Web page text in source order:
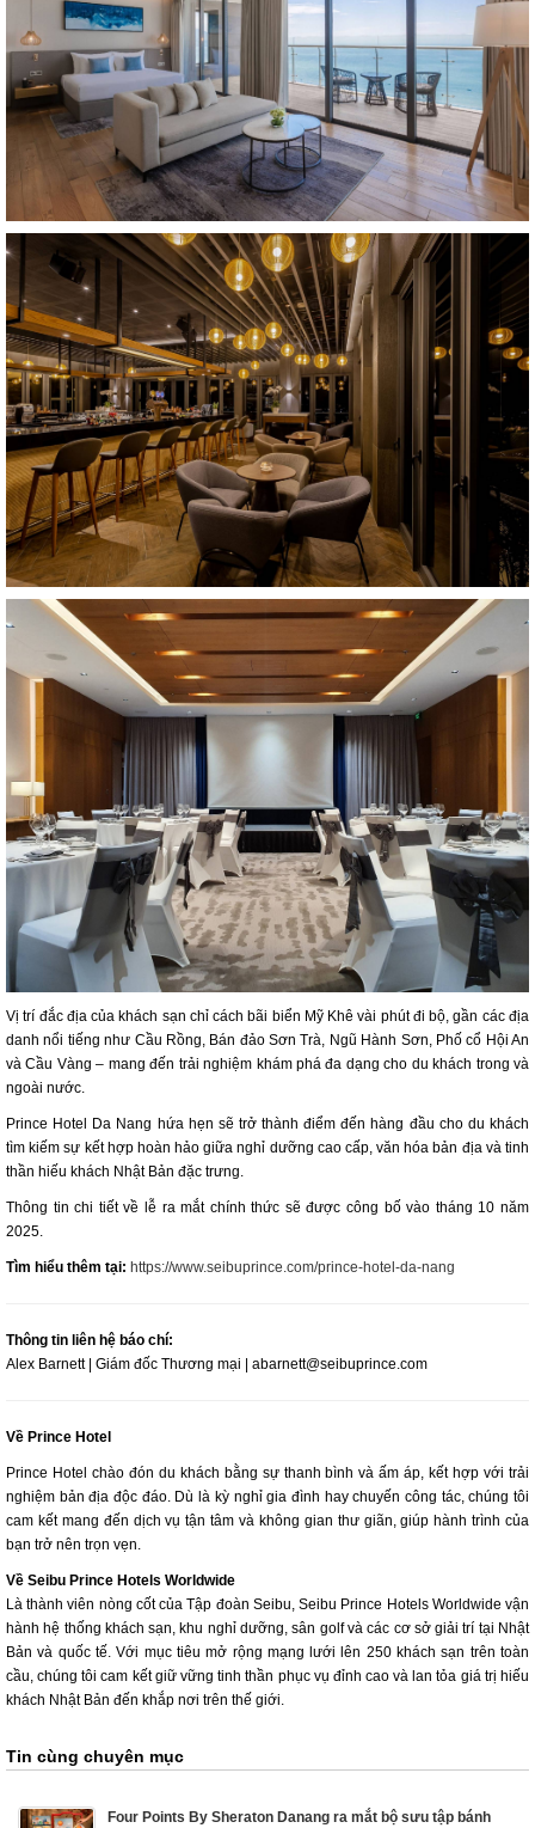
Vị trí đắc địa của khách sạn chỉ cách bãi biển Mỹ Khê vài phút đi bộ, gần các địa
danh nổi tiếng như Cầu Rồng, Bán đảo Sơn Trà, Ngũ Hành Sơn, Phố cổ Hội An
và Cầu Vàng – mang đến trải nghiệm khám phá đa dạng cho du khách trong và
ngoài nước.
Prince Hotel Da Nang hứa hẹn sẽ trở thành điểm đến hàng đầu cho du khách
tìm kiếm sự kết hợp hoàn hảo giữa nghỉ dưỡng cao cấp, văn hóa bản địa và tinh
thần hiếu khách Nhật Bản đặc trưng.
Thông tin chi tiết về lễ ra mắt chính thức sẽ được công bố vào tháng 10 năm
2025.
Tìm hiểu thêm tại: https://www.seibuprince.com/prince-hotel-da-nang
Thông tin liên hệ báo chí:
Alex Barnett | Giám đốc Thương mại | abarnett@seibuprince.com
Về Prince Hotel
Prince Hotel chào đón du khách bằng sự thanh bình và ấm áp, kết hợp với trải
nghiệm bản địa độc đáo. Dù là kỳ nghỉ gia đình hay chuyến công tác, chúng tôi
cam kết mang đến dịch vụ tận tâm và không gian thư giãn, giúp hành trình của
bạn trở nên trọn vẹn.
Về Seibu Prince Hotels Worldwide
Là thành viên nòng cốt của Tập đoàn Seibu, Seibu Prince Hotels Worldwide vận
hành hệ thống khách sạn, khu nghỉ dưỡng, sân golf và các cơ sở giải trí tại Nhật
Bản và quốc tế. Với mục tiêu mở rộng mạng lưới lên 250 khách sạn trên toàn
cầu, chúng tôi cam kết giữ vững tinh thần phục vụ đỉnh cao và lan tỏa giá trị hiếu
khách Nhật Bản đến khắp nơi trên thế giới.
Tin cùng chuyên mục
Four Points By Sheraton Danang ra mắt bộ sưu tập bánh